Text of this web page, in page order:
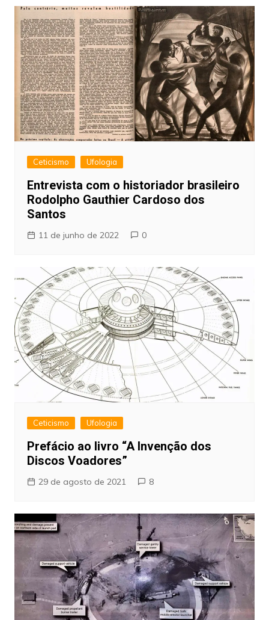
Ceticismo Ufologia
Entrevista com o historiador brasileiro
Rodolpho Gauthier Cardoso dos
Santos
11 de junho de 2022 0
Ceticismo Ufologia
Prefácio ao livro “A Invenção dos
Discos Voadores”
29 de agosto de 2021 8